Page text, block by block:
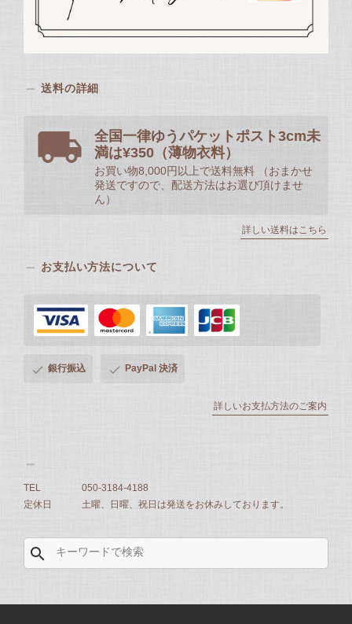
送料の詳細
全国一律ゆうパケットポスト3cm未
満は¥350（薄物衣料）
お買い物8,000円以上で送料無料 （おまかせ
発送ですので、配送方法はお選び頂けませ
ん）
詳しい送料はこちら
お支払い方法について
銀行振込 PayPal 決済
詳しいお支払方法のご案内
TEL
050-3184-4188
定休日
土曜、日曜、祝日は発送をお休みしております。
search